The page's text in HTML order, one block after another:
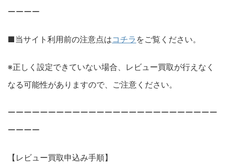
ーーーー
■当サイト利用前の注意点はコチラ をご覧ください。
※正しく設定できていない場合、レビュー買取が行えなく
なる可能性がありますので、ご注意ください。
ーーーーーーーーーーーーーーーーーーーーーーーーーー
ーーーー
【レビュー買取申込み手順】